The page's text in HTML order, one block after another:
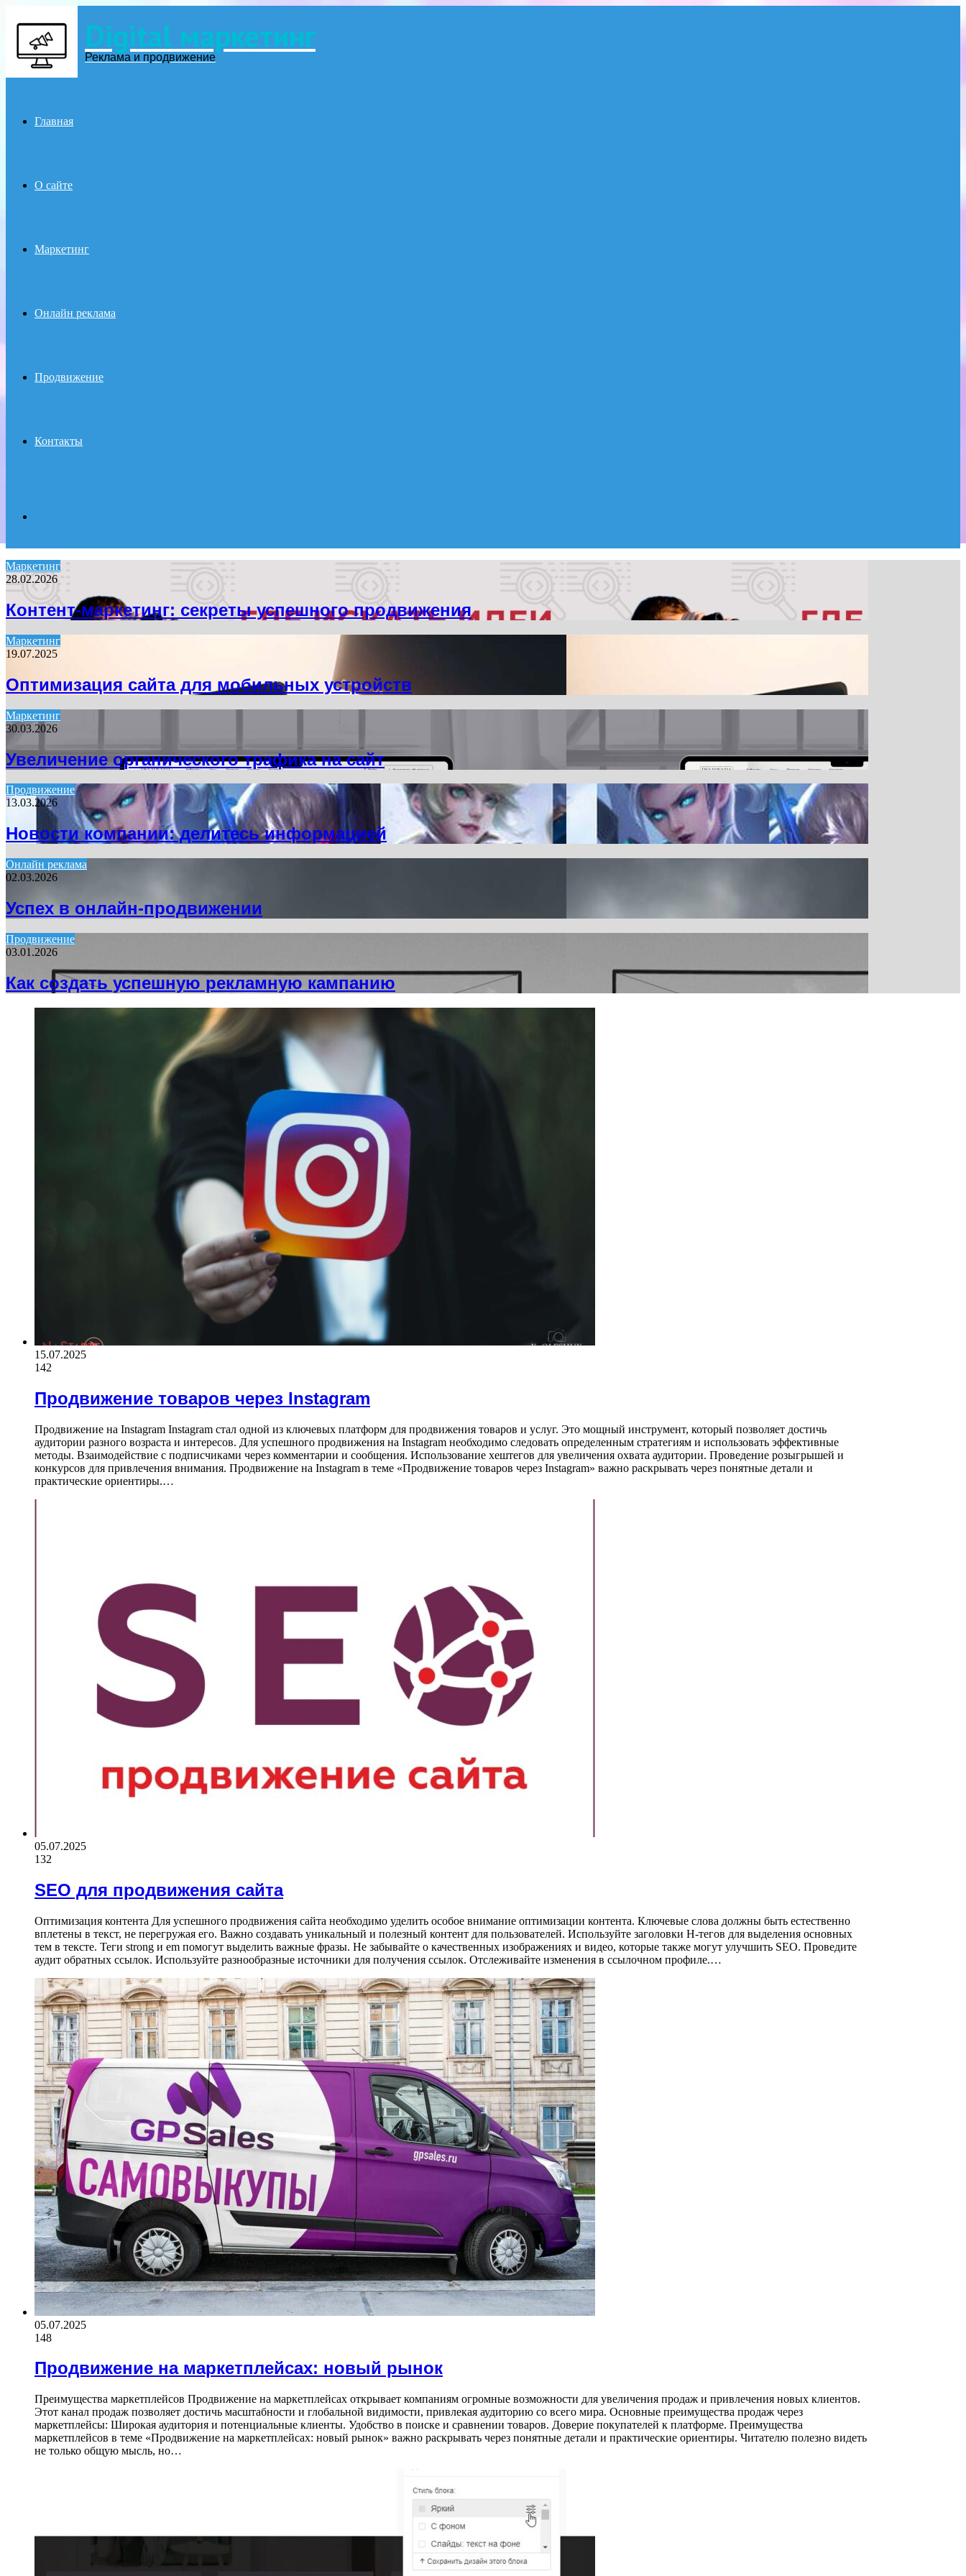
Digital маркетинг
Реклама и продвижение
Главная
О сайте
Маркетинг
Онлайн реклама
Продвижение
Контакты
for
Маркетинг
28.02.2026
Контент-маркетинг: секреты успешного продвижения
Маркетинг
19.07.2025
Оптимизация сайта для мобильных устройств
Маркетинг
30.03.2026
Увеличение органического трафика на сайт
Продвижение
13.03.2026
Новости компании: делитесь информацией
Онлайн реклама
02.03.2026
Успех в онлайн-продвижении
Продвижение
03.01.2026
Как создать успешную рекламную кампанию
15.07.2025
142
Продвижение товаров через Instagram
Продвижение на Instagram Instagram стал одной из ключевых платформ для продвижения товаров и услуг. Это мощный инструмент, который позволяет достичь
аудитории разного возраста и интересов. Для успешного продвижения на Instagram необходимо следовать определенным стратегиям и использовать эффективные
методы. Взаимодействие с подписчиками через комментарии и сообщения. Использование хештегов для увеличения охвата аудитории. Проведение розыгрышей и
конкурсов для привлечения внимания. Продвижение на Instagram в теме «Продвижение товаров через Instagram» важно раскрывать через понятные детали и
практические ориентиры.…
05.07.2025
132
SEO для продвижения сайта
Оптимизация контента Для успешного продвижения сайта необходимо уделить особое внимание оптимизации контента. Ключевые слова должны быть естественно
вплетены в текст, не перегружая его. Важно создавать уникальный и полезный контент для пользователей. Используйте заголовки H-тегов для выделения основных
тем в тексте. Теги strong и em помогут выделить важные фразы. Не забывайте о качественных изображениях и видео, которые также могут улучшить SEO. Проведите
аудит обратных ссылок. Используйте разнообразные источники для получения ссылок. Отслеживайте изменения в ссылочном профиле.…
05.07.2025
148
Продвижение на маркетплейсах: новый рынок
Преимущества маркетплейсов Продвижение на маркетплейсах открывает компаниям огромные возможности для увеличения продаж и привлечения новых клиентов.
Этот канал продаж позволяет достичь масштабности и глобальной видимости, привлекая аудиторию со всего мира. Основные преимущества продаж через
маркетплейсы: Широкая аудитория и потенциальные клиенты. Удобство в поиске и сравнении товаров. Доверие покупателей к платформе. Преимущества
маркетплейсов в теме «Продвижение на маркетплейсах: новый рынок» важно раскрывать через понятные детали и практические ориентиры. Читателю полезно видеть
не только общую мысль, но…